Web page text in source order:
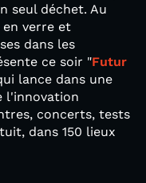
seul déchet. Au
verre et
dans les
ce soir "Futur
lance dans une
l'innovation
concerts, tests
dans 150 lieux